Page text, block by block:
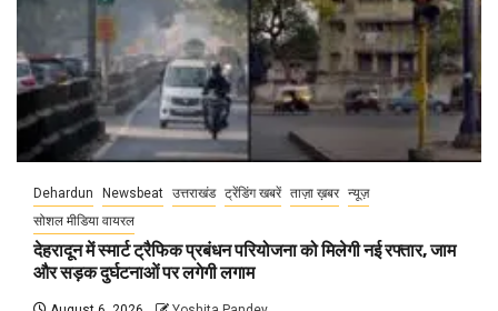
Dehardun Newsbeat उत्तराखंड ट्रेंडिंग खबरें ताज़ा ख़बर न्यूज़
सोशल मीडिया वायरल
देहरादून में स्मार्ट ट्रैफिक प्रबंधन परियोजना को मिलेगी नई रफ्तार, जाम
और सड़क दुर्घटनाओं पर लगेगी लगाम